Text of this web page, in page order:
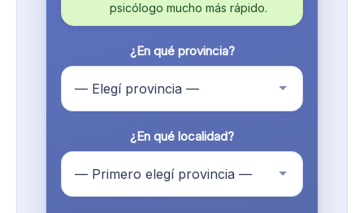
psicólogo mucho más rápido.
¿En qué provincia?
¿En qué localidad?